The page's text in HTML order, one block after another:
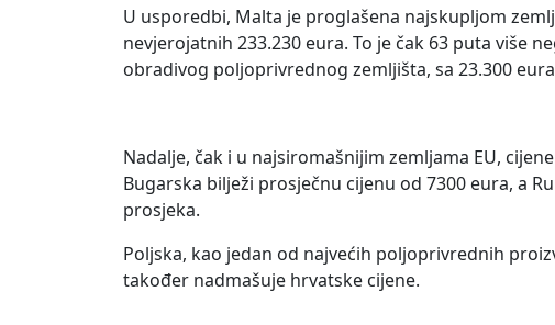
U usporedbi, Malta je proglašena najskupljom
nevjerojatnih 233.230 eura. To je čak 63 puta više
obradivog poljoprivrednog zemljišta, sa 23.300
Nadalje, čak i u najsiromašnijim zemljama EU,
Bugarska bilježi prosječnu cijenu od 7300 eura, a
prosjeka.
Poljska, kao jedan od najvećih poljoprivrednih
također nadmašuje hrvatske cijene.